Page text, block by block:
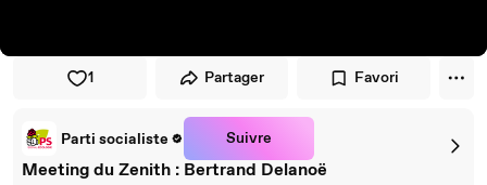
1 Partager Favori
Parti socialiste Suivre
Meeting du Zenith : Bertrand Delanoë